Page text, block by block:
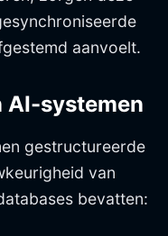
aanvoelt.
AI-systemen
gestructureerde
van
bevatten: